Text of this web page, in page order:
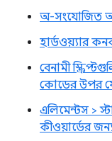
অ-সংযোজিত
হার্ডওয়্যার
বেনামী
কোডের উপর
এলিমেন্টস >
কীওয়ার্ডের